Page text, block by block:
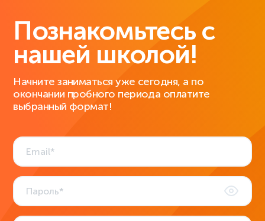
Познакомьтесь с
нашей школой!
Начните заниматься уже сегодня, а по
окончании пробного периода оплатите
выбранный формат!